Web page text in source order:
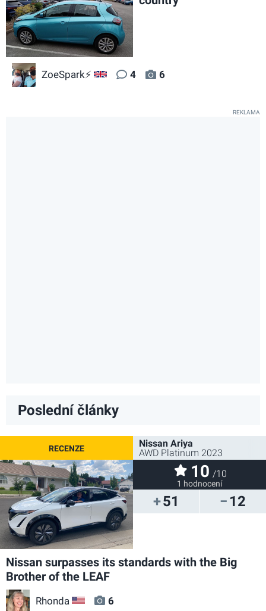
ZoeSpark⚡ GB 4 6
Poslední články
51 12
Nissan Ariya
AWD Platinum 2023
10 /10
1 hodnocení
Nissan surpasses its standards with the Big
Brother of the LEAF
Rhonda US 6